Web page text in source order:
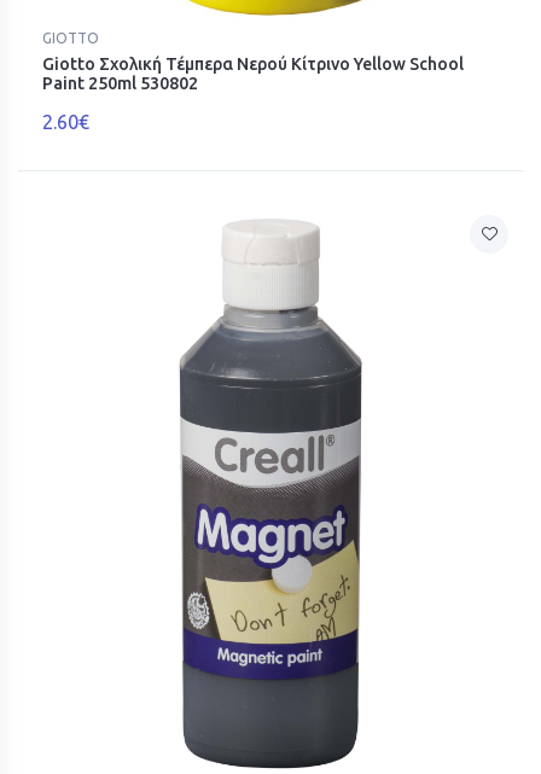
GIOTTO
Giotto Σχολική Τέμπερα Νερού Κίτρινο Yellow School
Paint 250ml 530802
2.60€